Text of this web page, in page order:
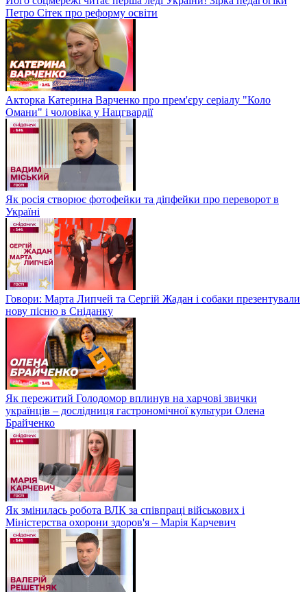
Петро Сітек про реформу освіти
Акторка Катерина Варченко про прем'єру серіалу "Коло
Омани" і чоловіка у Нацгвардії
Як росія створює фотофейки та діпфейки про переворот в
Україні
Говори: Марта Липчей та Сергій Жадан і собаки презентували
нову пісню в Сніданку
Як пережитий Голодомор вплинув на харчові звички
українців – дослідниця гастрономічної культури Олена
Брайченко
Як змінилась робота ВЛК за співпраці військових і
Міністерства охорони здоров'я – Марія Карчевич